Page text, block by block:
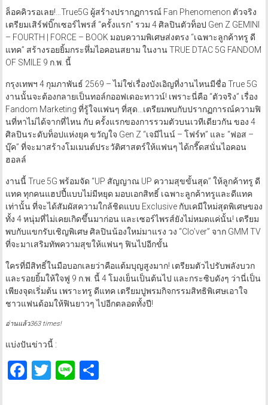
ล็อคคิวรอเลย!…True5G ผู้สร้างปรากฏการณ์ Fan Phenomenon ตัวจริง
เตรียมเสิร์ฟบิ๊กเซอร์ไพรส์ “ครั้งแรก” รวม 4 ศิลปินตัวท็อป Gen Z GEMINI
– FOURTH | FORCE – BOOK มอบความพิเศษส่งตรง “เฉพาะลูกค้าทรู ดี
แทค” สร้างรอยยิ้มกระหึ่มไอคอนสยาม ในงาน TRUE DTAC 5G FANDOM
OF SMILE 9 ก.พ. นี้
กรุงเทพฯ 4 กุมภาพันธ์ 2569 – ไม่ใช่เรื่องบังเอิญที่งานไหนมีชื่อ True 5G
งานนั้นจะต้องกลายเป็นทอล์กออฟเดอะทาวน์! เพราะนี่คือ “ตัวจริง” เรื่อง
Fandom Marketing ที่รู้ใจแฟนๆ ที่สุด…เตรียมพบกับปรากฏการณ์ความฟิ
นที่หาไม่ได้จากที่ไหน กับ ครั้งแรกของการรวมตัวบนเวทีเดียวกัน ของ 4
ศิลปินระดับท็อปแห่งยุค ขวัญใจ Gen Z “เจมีไนน์ – โฟร์ท” และ “ฟอส –
บุ๊ค” ที่จะมาสร้างโมเมนต์ประวัติศาสตร์ให้แฟนๆ ได้กรี๊ดสนั่นไอคอน
ฮอลล์
งานนี้ True 5G พร้อมจัด “UP สัญญาณ UP ความสุขขั้นสุด” ให้ลูกค้าทรู ดี
แทค ทุกคนแฮปปี้แบบไม่มีหยุด มอบเอกสิทธิ์ เฉพาะลูกค้าทรูและดีแทค
เท่านั้น ที่จะได้สัมผัสความใกล้ชิดแบบ Exclusive กับเคมีใหม่สุดพิเศษของ
ทั้ง 4 หนุ่มที่ไม่เคยเกิดขึ้นมาก่อน และเซอร์ไพรส์ยังไม่หมดแค่นั้น! เตรียม
พบกับแขกรับเชิญพิเศษ ศิลปินน้องใหม่มาแรง วง “Clo’ver” จาก GMM TV
ที่จะมาเสริมทัพความสุขให้แฟนๆ ฟินไปอีกขั้น
ใครที่มีสิทธิ์ในมือบอกเลยว่าคือแต้มบุญสูงมาก! เตรียมตัวไปรับพลังบวก
และรอยยิ้มให้ใจฟู 9 ก.พ. นี้ 4 โมงเย็นเป็นต้นไป และกระซิบดังๆ ว่านี่เป็น
เพียงจุดเริ่มต้น เพราะทรู ดีแทค เตรียมปูพรมกิจกรรมสิทธิพิเศษเอาใจ
ชาวแฟนด้อมให้ฟินยาวๆ ไปอีกตลอดทั้งปี!
อ่านแล้ว363 times!
แบ่งปันข่าวนี้ :
Facebook
Twitter
LineShare